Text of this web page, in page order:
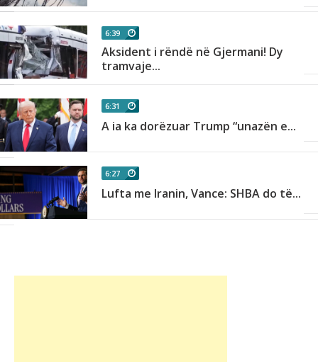
6:39
Aksident i rëndë në Gjermani! Dy
tramvaje...
6:31
A ia ka dorëzuar Trump “unazën e...
6:27
Lufta me Iranin, Vance: SHBA do të...